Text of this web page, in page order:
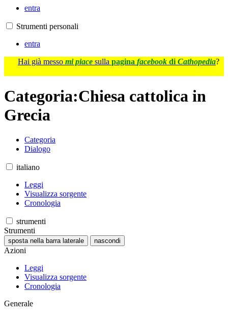
entra
Strumenti personali
entra
Hai già messo mi piace sulla pagina facebook di Cathopedia?
Categoria:Chiesa cattolica in
Grecia
Categoria
Dialogo
italiano
Leggi
Visualizza sorgente
Cronologia
strumenti
Strumenti
sposta nella barra laterale nascondi
Azioni
Leggi
Visualizza sorgente
Cronologia
Generale